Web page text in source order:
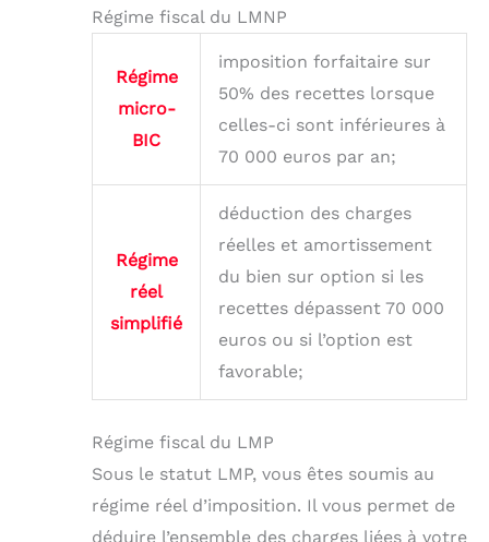
Régime fiscal du LMNP
Régime
micro-
BIC
imposition forfaitaire sur
50% des recettes lorsque
celles-ci sont inférieures à
70 000 euros par an;
Régime
réel
simplifié
déduction des charges
réelles et amortissement
du bien sur option si les
recettes dépassent 70 000
euros ou si l’option est
favorable;
Régime fiscal du LMP
Sous le statut LMP, vous êtes soumis au
régime réel d’imposition. Il vous permet de
déduire l’ensemble des charges liées à votre